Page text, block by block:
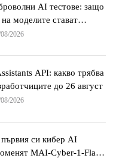
AI тестове: защо
моделите стават
2026
API: какво трябва
до 26 август
2026
си кибер AI
MAI-Cyber-1-Flash